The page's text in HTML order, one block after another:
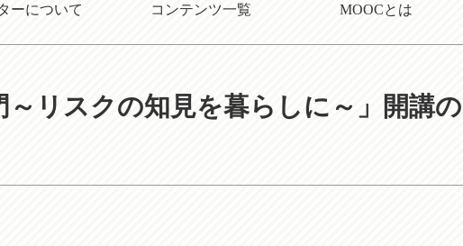
ーについて コンテンツ一覧 MOOCとは
～リスクの知見を暮らしに～」開講